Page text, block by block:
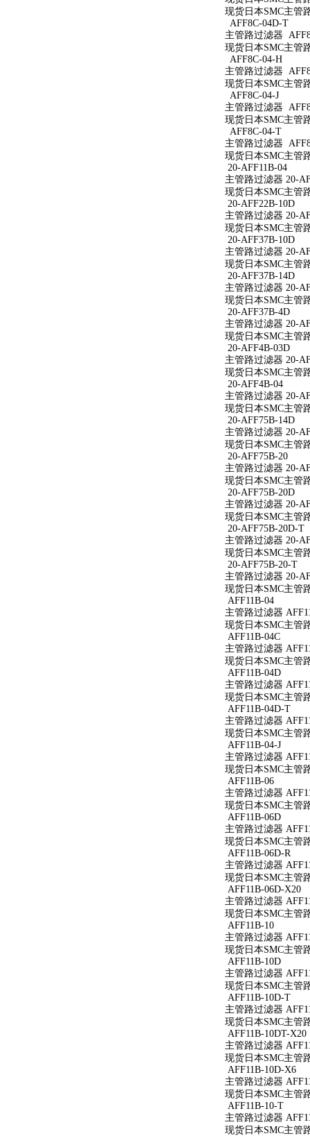
现货日本SMC主管
AFF8C-04D-T
主管路过滤器
现货日本SMC主管
AFF8C-04-H
主管路过滤器
现货日本SMC主管
AFF8C-04-J
主管路过滤器
现货日本SMC主管
AFF8C-04-T
主管路过滤器
现货日本SMC主管
20-AFF11B-04
主管路过滤器 20-
现货日本SMC主管
20-AFF22B-10D
主管路过滤器 20-
现货日本SMC主管
20-AFF37B-10D
主管路过滤器 20-
现货日本SMC主管
20-AFF37B-14D
主管路过滤器 20-
现货日本SMC主管
20-AFF37B-4D
主管路过滤器 20-
现货日本SMC主管
20-AFF4B-03D
主管路过滤器 20-
现货日本SMC主管
20-AFF4B-04
主管路过滤器 20-
现货日本SMC主管
20-AFF75B-14D
主管路过滤器 20-
现货日本SMC主管
20-AFF75B-20
主管路过滤器 20-
现货日本SMC主管
20-AFF75B-20D
主管路过滤器 20-
现货日本SMC主管
20-AFF75B-20D-T
主管路过滤器 20-
现货日本SMC主管
20-AFF75B-20-T
主管路过滤器 20-
现货日本SMC主管
AFF11B-04
主管路过滤器
现货日本SMC主管
AFF11B-04C
主管路过滤器
现货日本SMC主管
AFF11B-04D
主管路过滤器
现货日本SMC主管
AFF11B-04D-T
主管路过滤器
现货日本SMC主管
AFF11B-04-J
主管路过滤器
现货日本SMC主管
AFF11B-06
主管路过滤器
现货日本SMC主管
AFF11B-06D
主管路过滤器
现货日本SMC主管
AFF11B-06D-R
主管路过滤器
现货日本SMC主管
AFF11B-06D-X20
主管路过滤器
现货日本SMC主管
AFF11B-10
主管路过滤器
现货日本SMC主管
AFF11B-10D
主管路过滤器
现货日本SMC主管
AFF11B-10D-T
主管路过滤器
现货日本SMC主管
AFF11B-10DT-X20
主管路过滤器
现货日本SMC主管
AFF11B-10D-X6
主管路过滤器
现货日本SMC主管
AFF11B-10-T
主管路过滤器
现货日本SMC主管